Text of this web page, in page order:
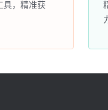
具，精准获